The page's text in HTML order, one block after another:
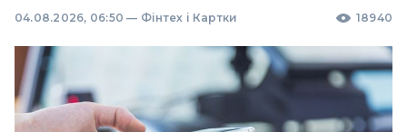
04.08.2026, 06:50 — Фінтех і Картки 18940